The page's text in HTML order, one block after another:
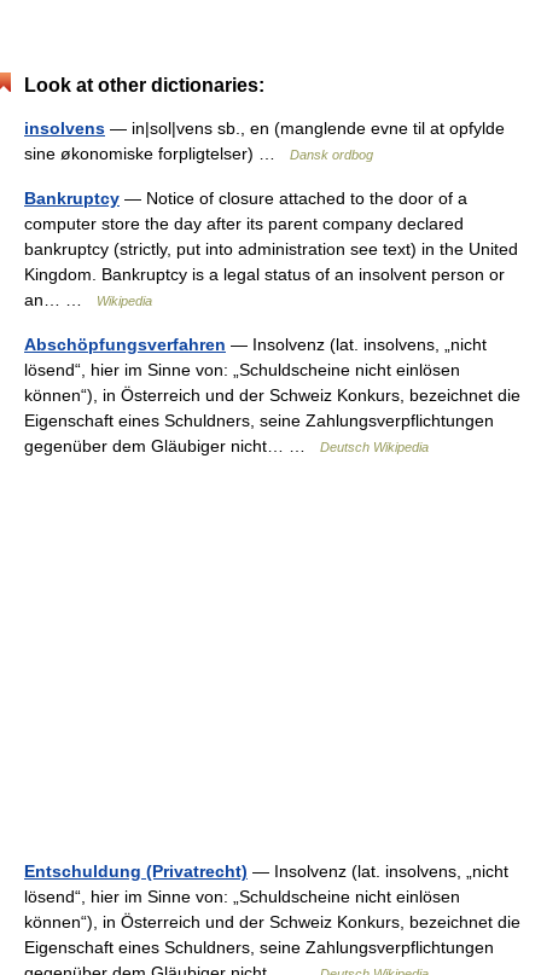
Look at other dictionaries:
insolvens — in|sol|vens sb., en (manglende evne til at opfylde
sine økonomiske forpligtelser) …
Dansk ordbog
Bankruptcy — Notice of closure attached to the door of a
computer store the day after its parent company declared
bankruptcy (strictly, put into administration see text) in the United
Kingdom. Bankruptcy is a legal status of an insolvent person or
an… …
Wikipedia
Abschöpfungsverfahren — Insolvenz (lat. insolvens, „nicht
lösend“, hier im Sinne von: „Schuldscheine nicht einlösen
können“), in Österreich und der Schweiz Konkurs, bezeichnet die
Eigenschaft eines Schuldners, seine Zahlungsverpflichtungen
gegenüber dem Gläubiger nicht… …
Deutsch Wikipedia
Entschuldung (Privatrecht) — Insolvenz (lat. insolvens, „nicht
lösend“, hier im Sinne von: „Schuldscheine nicht einlösen
können“), in Österreich und der Schweiz Konkurs, bezeichnet die
Eigenschaft eines Schuldners, seine Zahlungsverpflichtungen